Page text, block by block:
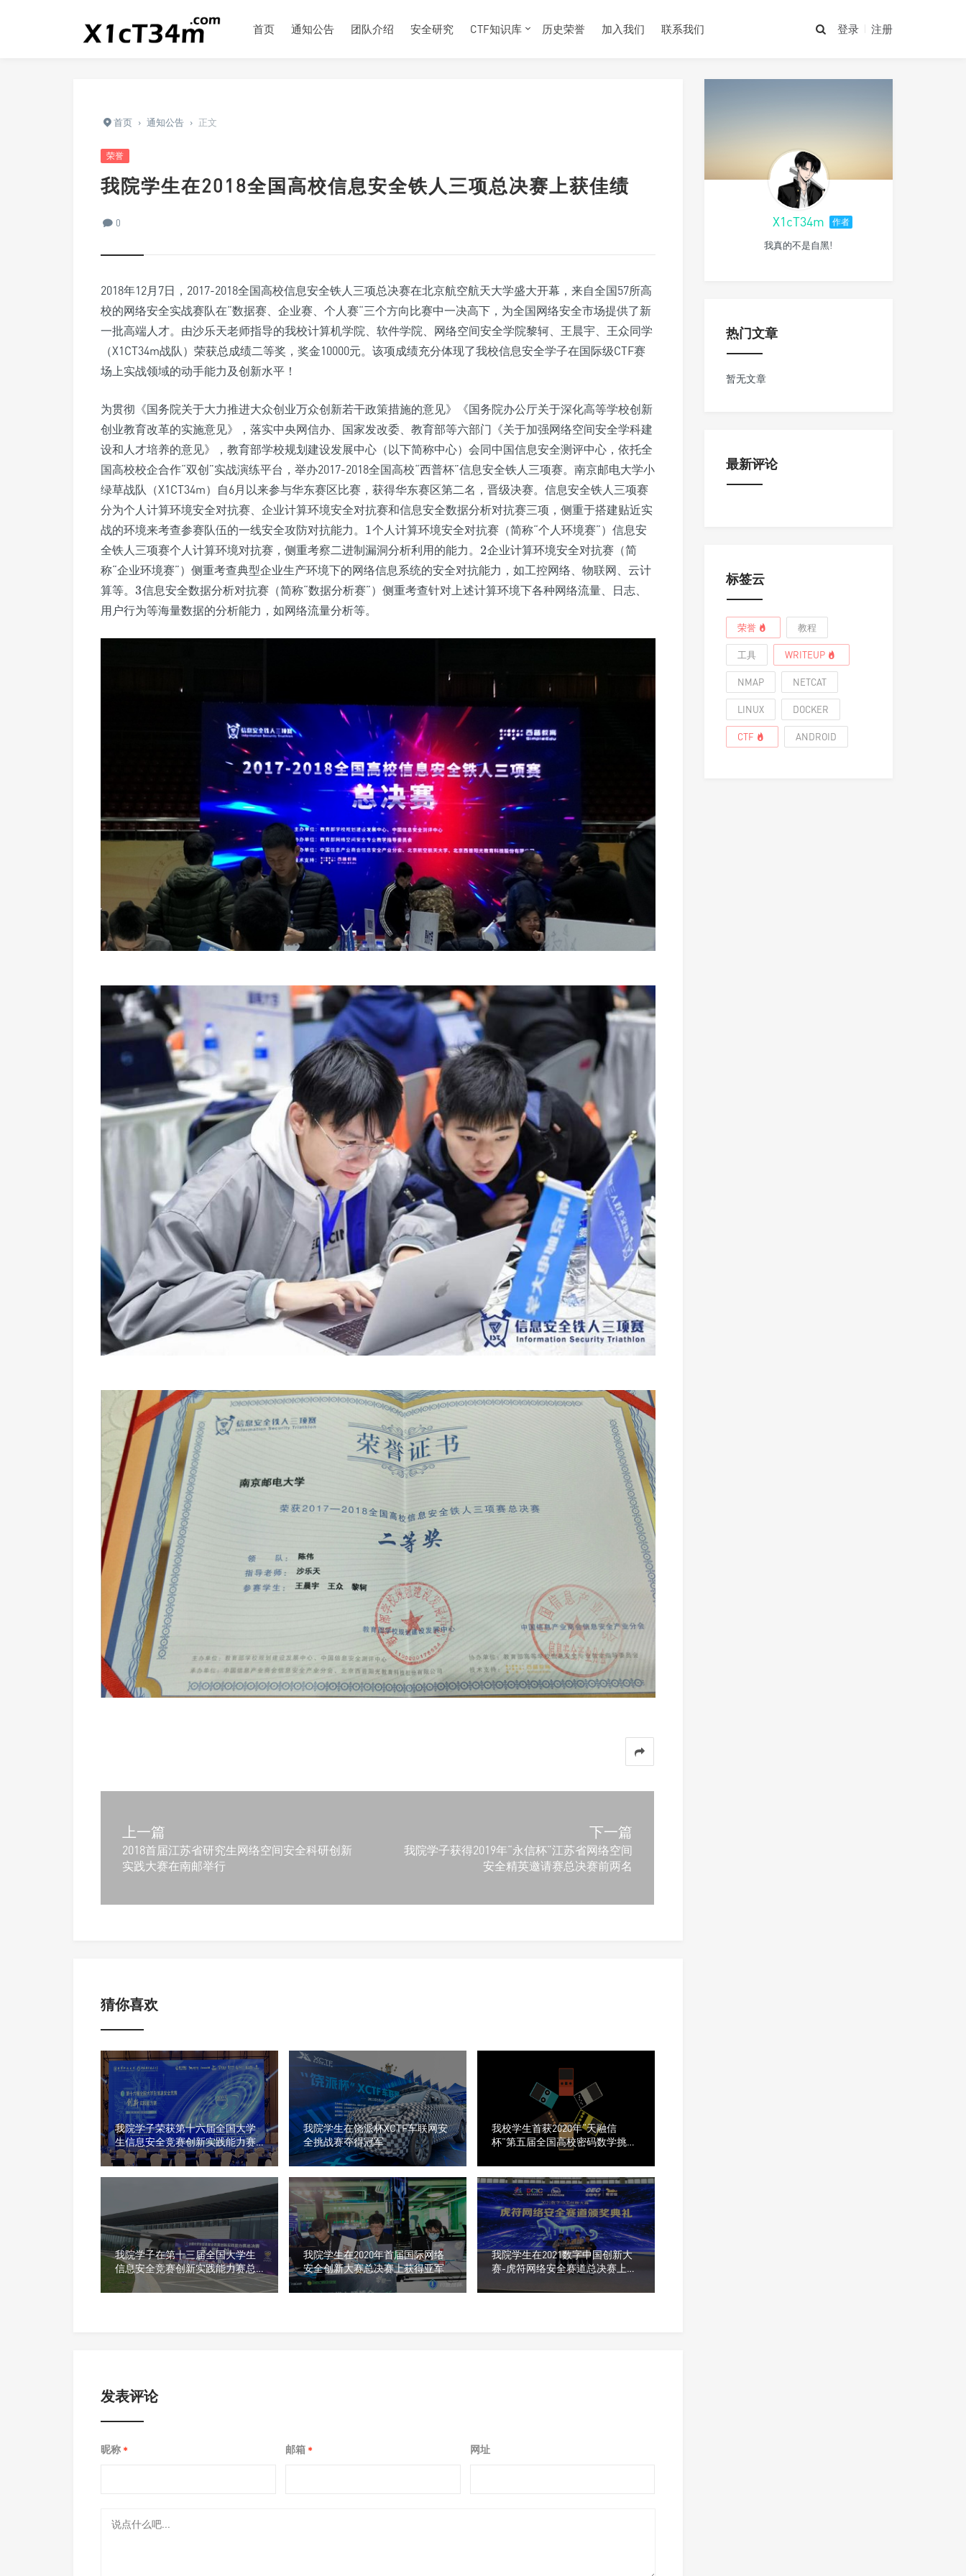
首页 通知公告 团队介绍 安全研究 CTF知识库 历史荣誉 加入我们 联系我们 登录 注册
首页 › 通知公告 › 正文
荣誉
我院学生在2018全国高校信息安全铁人三项总决赛上获佳绩
0
2018年12月7日，2017-2018全国高校信息安全铁人三项总决赛在北京航空航天大学盛大开幕，来自全国57所高
校的网络安全实战赛队在“数据赛、企业赛、个人赛“三个方向比赛中一决高下，为全国网络安全市场提供了新
一批高端人才。由沙乐天老师指导的我校计算机学院、软件学院、网络空间安全学院黎轲、王晨宇、王众同学
（X1CT34m战队）荣获总成绩二等奖，奖金10000元。该项成绩充分体现了我校信息安全学子在国际级CTF赛
场上实战领域的动手能力及创新水平！
为贯彻《国务院关于大力推进大众创业万众创新若干政策措施的意见》《国务院办公厅关于深化高等学校创新
创业教育改革的实施意见》，落实中央网信办、国家发改委、教育部等六部门《关于加强网络空间安全学科建
设和人才培养的意见》，教育部学校规划建设发展中心（以下简称中心）会同中国信息安全测评中心，依托全
国高校校企合作“双创”实战演练平台，举办2017-2018全国高校“西普杯”信息安全铁人三项赛。南京邮电大学小
绿草战队（X1CT34m）自6月以来参与华东赛区比赛，获得华东赛区第二名，晋级决赛。信息安全铁人三项赛
分为个人计算环境安全对抗赛、企业计算环境安全对抗赛和信息安全数据分析对抗赛三项，侧重于搭建贴近实
战的环境来考查参赛队伍的一线安全攻防对抗能力。 1
1个人计算环境安全对抗赛（简称“个人环境赛”）信息安
全铁人三项赛个人计算环境对抗赛，侧重考察二进制漏洞分析利用的能力。 2
2企业计算环境安全对抗赛（简
称“企业环境赛”）侧重考查典型企业生产环境下的网络信息系统的安全对抗能力，如工控网络、物联网、云计
算等。 3
3信息安全数据分析对抗赛（简称“数据分析赛”）侧重考查针对上述计算环境下各种网络流量、日志、
用户行为等海量数据的分析能力，如网络流量分析等。
上一篇
2018首届江苏省研究生网络空间安全科研创新
实践大赛在南邮举行
下一篇
我院学子获得2019年“永信杯”江苏省网络空间
安全精英邀请赛总决赛前两名
猜你喜欢
我院学子荣获第十六届全国大学
生信息安全竞赛创新实践能力赛
全国总决赛一等奖
我院学生在饶派杯XCTF车联网安
全挑战赛夺得冠军
我校学生首获2020年“天融信
杯”第五届全国高校密码数学挑战
我院学子在第十三届全国大学生
信息安全竞赛创新实践能力赛总
决赛上获得一等奖
我院学生在2020年首届国际网络
安全创新大赛总决赛上获得亚军
我院学生在2021数字中国创新大
赛-虎符网络安全赛道总决赛上获
发表评论
昵称 * 邮箱 * 网址
X1cT34m 作者
我真的不是自黑!
热门文章
暂无文章
最新评论
标签云
荣誉 教程
工具 WRITEUP
NMAP NETCAT
LINUX DOCKER
CTF ANDROID